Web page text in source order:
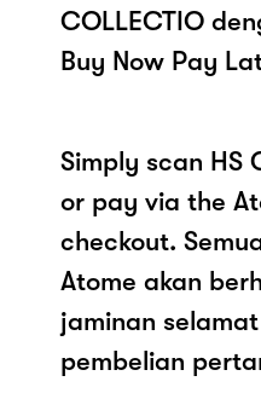
COLLECTIO
Buy Now Pay
Simply scan HS
or pay via the
checkout.
Atome akan
jaminan
pembelian